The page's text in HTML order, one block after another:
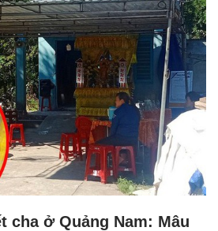
cha ở Quảng Nam: Mâu